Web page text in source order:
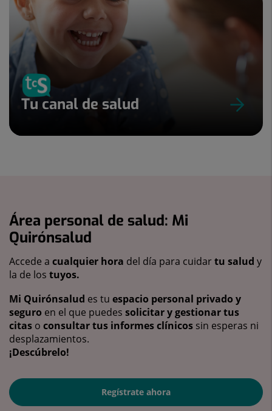
Tu canal de salud
Área personal de salud: Mi
Quirónsalud
Accede a cualquier hora del día para cuidartu salud y
la de los tuyos.
Mi Quirónsalud es tu espacio personal privado y
seguro en el que puedes solicitar y gestionar tus
citas o consultar tus informes clínicos sin esperas ni
desplazamientos.
¡Descúbrelo!
Regístrate ahora